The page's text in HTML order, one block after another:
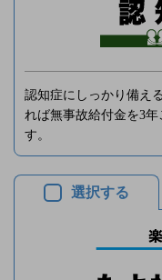
認知症にしっかり備え
れば無事故給付金を3
す。
選択する